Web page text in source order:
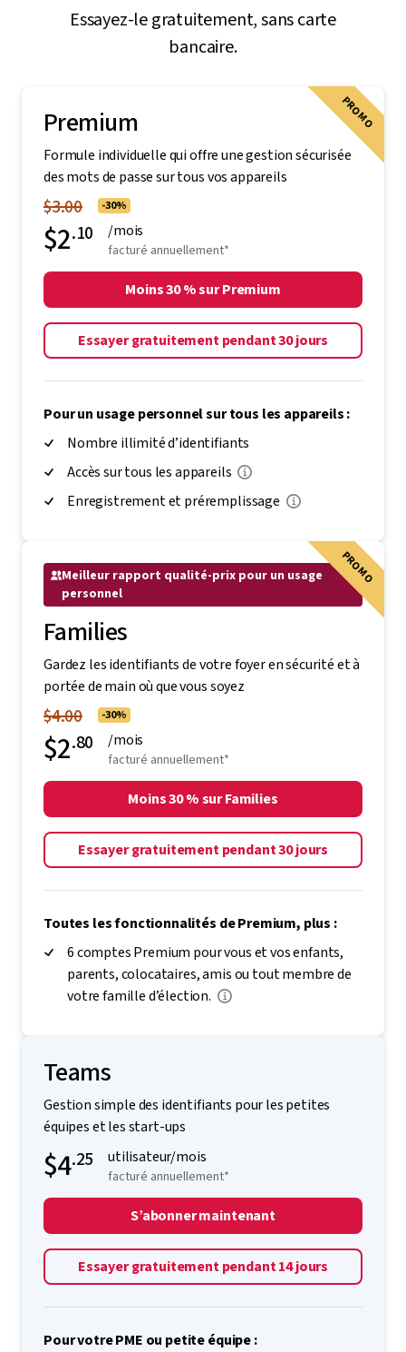
Essayez-le gratuitement, sans carte
bancaire.
PROMO
Premium
Formule individuelle qui offre une gestion sécurisée
des mots de passe sur tous vos appareils
$3.00 -30%
$2.10 /mois
facturé annuellement*
Moins 30 % sur Premium
Essayer gratuitement pendant 30 jours
Pour un usage personnel sur tous les appareils :
Nombre illimité d’identifiants
Accès sur tous les appareils
Enregistrement et préremplissage
PROMO
Meilleur rapport qualité-prix pour un usage
personnel
Families
Gardez les identifiants de votre foyer en sécurité et à
portée de main où que vous soyez
$4.00 -30%
$2.80 /mois
facturé annuellement*
Moins 30 % sur Families
Essayer gratuitement pendant 30 jours
Toutes les fonctionnalités de Premium, plus :
6 comptes Premium pour vous et vos enfants,
parents, colocataires, amis ou tout membre de
votre famille d’élection.
Teams
Gestion simple des identifiants pour les petites
équipes et les start-ups
$4.25 utilisateur/mois
facturé annuellement*
S’abonner maintenant
Essayer gratuitement pendant 14 jours
Pour votre PME ou petite équipe :